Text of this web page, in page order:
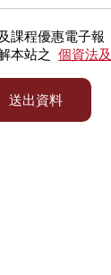
課程優惠電子報
本站之
個資法
送出資料